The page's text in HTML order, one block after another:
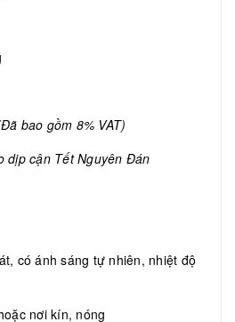
bao gồm 8% VAT)
dịp cận Tết Nguyên Đán
có ánh sáng tự nhiên, nhiệt độ
nơi kín, nóng